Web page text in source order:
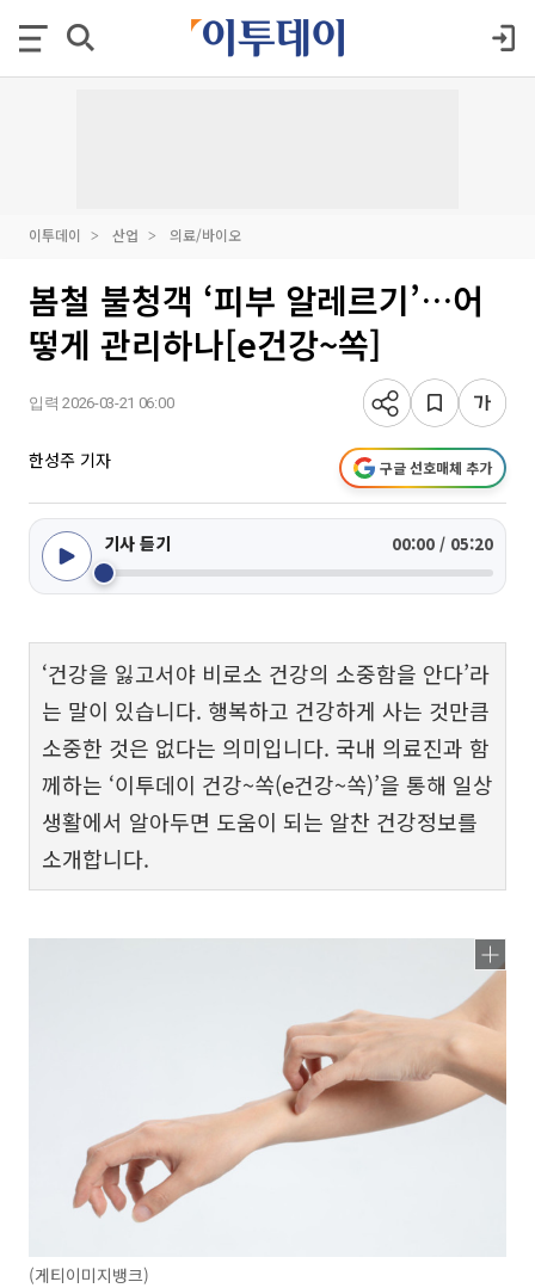
이투데이 산업 의료/바이오
봄철 불청객 ‘피부 알레르기’…어
떻게 관리하나[e건강~쏙]
입력 2026-03-21 06:00
한성주 기자 구글 선호매체 추가
기사 듣기 00:00 / 05:20
‘건강을 잃고서야 비로소 건강의 소중함을 안다’라
는 말이 있습니다. 행복하고 건강하게 사는 것만큼
소중한 것은 없다는 의미입니다. 국내 의료진과 함
께하는 ‘이투데이 건강~쏙(e건강~쏙)’을 통해 일상
생활에서 알아두면 도움이 되는 알찬 건강정보를
소개합니다.
(게티이미지뱅크)